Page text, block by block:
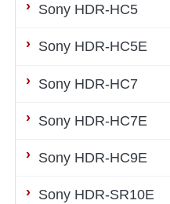
Sony HDR-HC5
Sony HDR-HC5E
Sony HDR-HC7
Sony HDR-HC7E
Sony HDR-HC9E
Sony HDR-SR10E